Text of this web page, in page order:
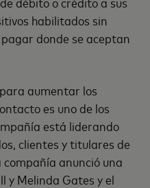
habilitados sin
donde se aceptan
aumentar los
es uno de los
está liderando
clientes y titulares de
anunció una
y Melinda Gates y el